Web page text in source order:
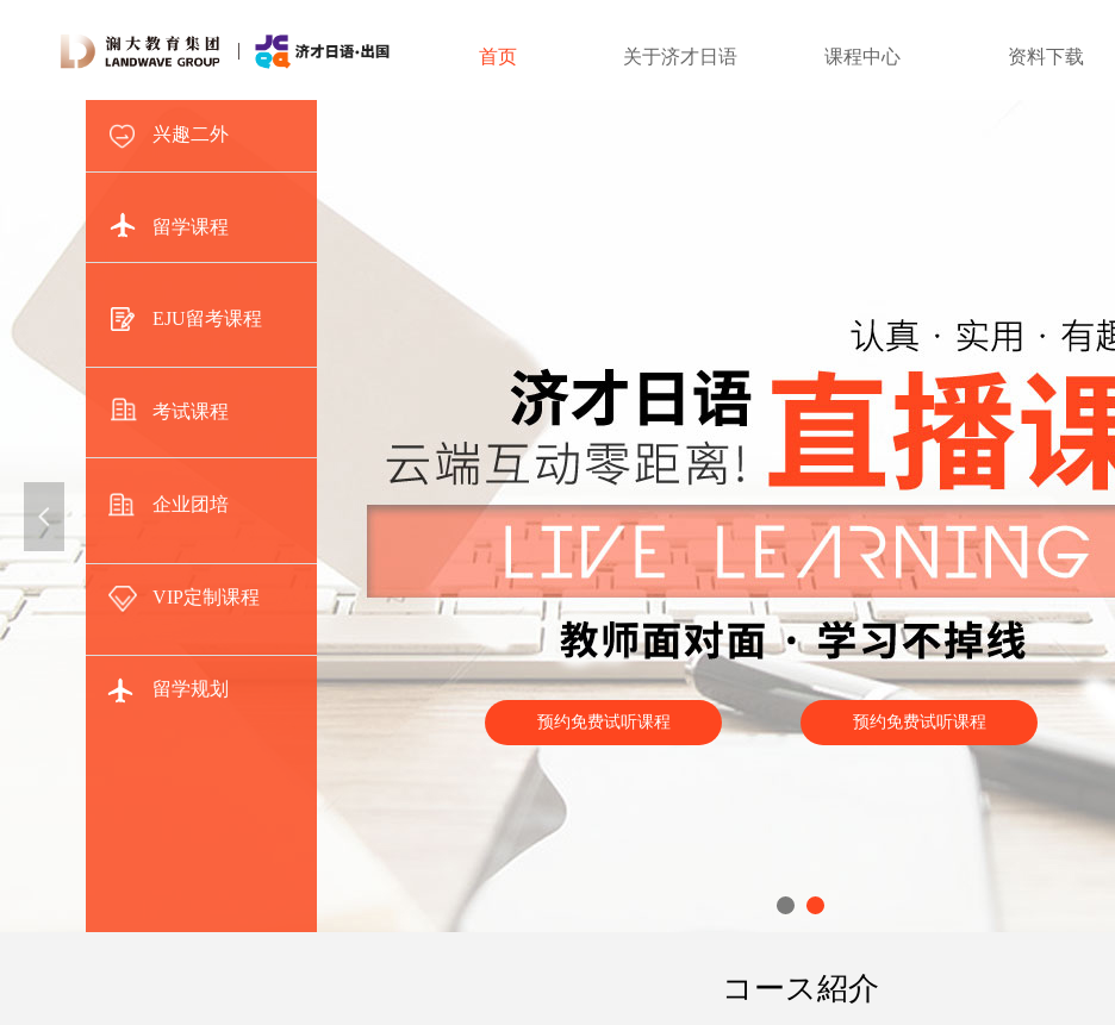
首页 关于济才日语 课程中心 资料下载
预约免费试听课程 预约免费试听课程
넳
兴趣二外
留学课程
EJU留考课程
考试课程
企业团培
VIP定制课程
留学规划
コース紹介